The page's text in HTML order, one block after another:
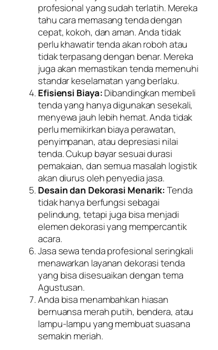
profesional yang sudah terlatih. Mereka
tahu cara memasang tenda dengan
cepat, kokoh, dan aman. Anda tidak
perlu khawatir tenda akan roboh atau
tidak terpasang dengan benar. Mereka
juga akan memastikan tenda memenuhi
standar keselamatan yang berlaku.
Efisiensi Biaya:Dibandingkan membeli
tenda yang hanya digunakan sesekali,
menyewa jauh lebih hemat. Anda tidak
perlu memikirkan biaya perawatan,
penyimpanan, atau depresiasi nilai
tenda. Cukup bayar sesuai durasi
pemakaian, dan semua masalah logistik
akan diurus oleh penyedia jasa.
Desain dan Dekorasi Menarik:Tenda
tidak hanya berfungsi sebagai
pelindung, tetapi juga bisa menjadi
elemen dekorasi yang mempercantik
acara.
Jasa sewa tenda profesional seringkali
menawarkan layanan dekorasi tenda
yang bisa disesuaikan dengan tema
Agustusan.
Anda bisa menambahkan hiasan
bernuansa merah putih, bendera, atau
lampu-lampu yang membuat suasana
semakin meriah.